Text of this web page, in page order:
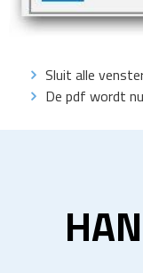
Sluit alle
De pdf wordt